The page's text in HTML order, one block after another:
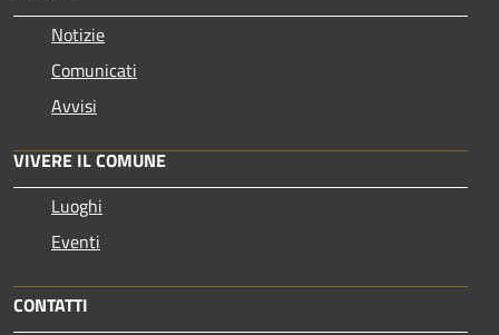
Notizie
Comunicati
Avvisi
VIVERE IL COMUNE
Luoghi
Eventi
CONTATTI